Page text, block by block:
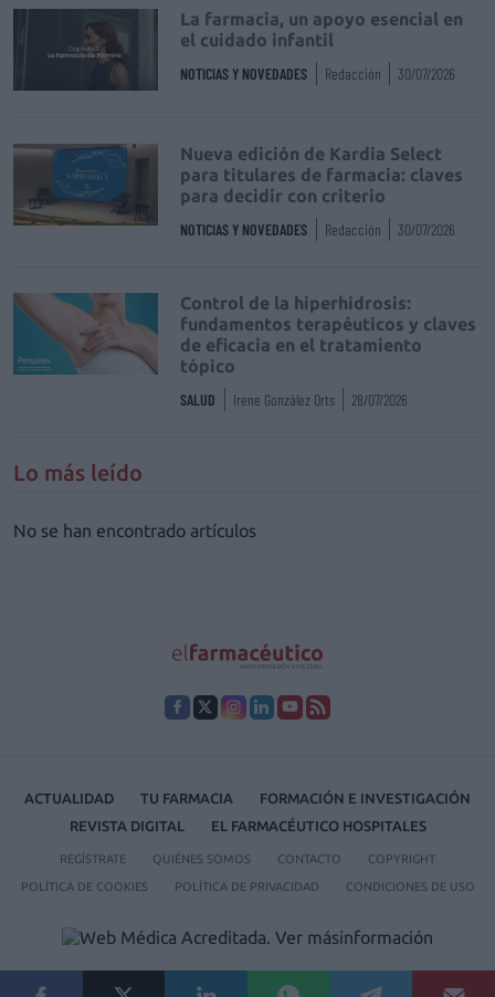
La farmacia, un apoyo esencial en
el cuidado infantil
NOTICIAS Y NOVEDADES Redacción 30/07/2026
Nueva edición de Kardia Select
para titulares de farmacia: claves
para decidir con criterio
NOTICIAS Y NOVEDADES Redacción 30/07/2026
Control de la hiperhidrosis:
fundamentos terapéuticos y claves
de eficacia en el tratamiento
tópico
SALUD Irene González Orts 28/07/2026
Lo más leído
No se han encontrado artículos
ACTUALIDAD TU FARMACIA
FORMACIÓN E INVESTIGACIÓN
REVISTA DIGITAL
EL FARMACÉUTICO HOSPITALES
REGÍSTRATE QUIÉNES SOMOS CONTACTO COPYRIGHT
POLÍTICA DE COOKIES POLÍTICA DE PRIVACIDAD CONDICIONES DE USO